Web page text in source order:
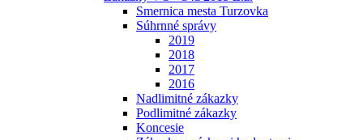
Smernica mesta Turzovka
Súhrnné správy
2019
2018
2017
2016
Nadlimitné zákazky
Podlimitné zákazky
Koncesie